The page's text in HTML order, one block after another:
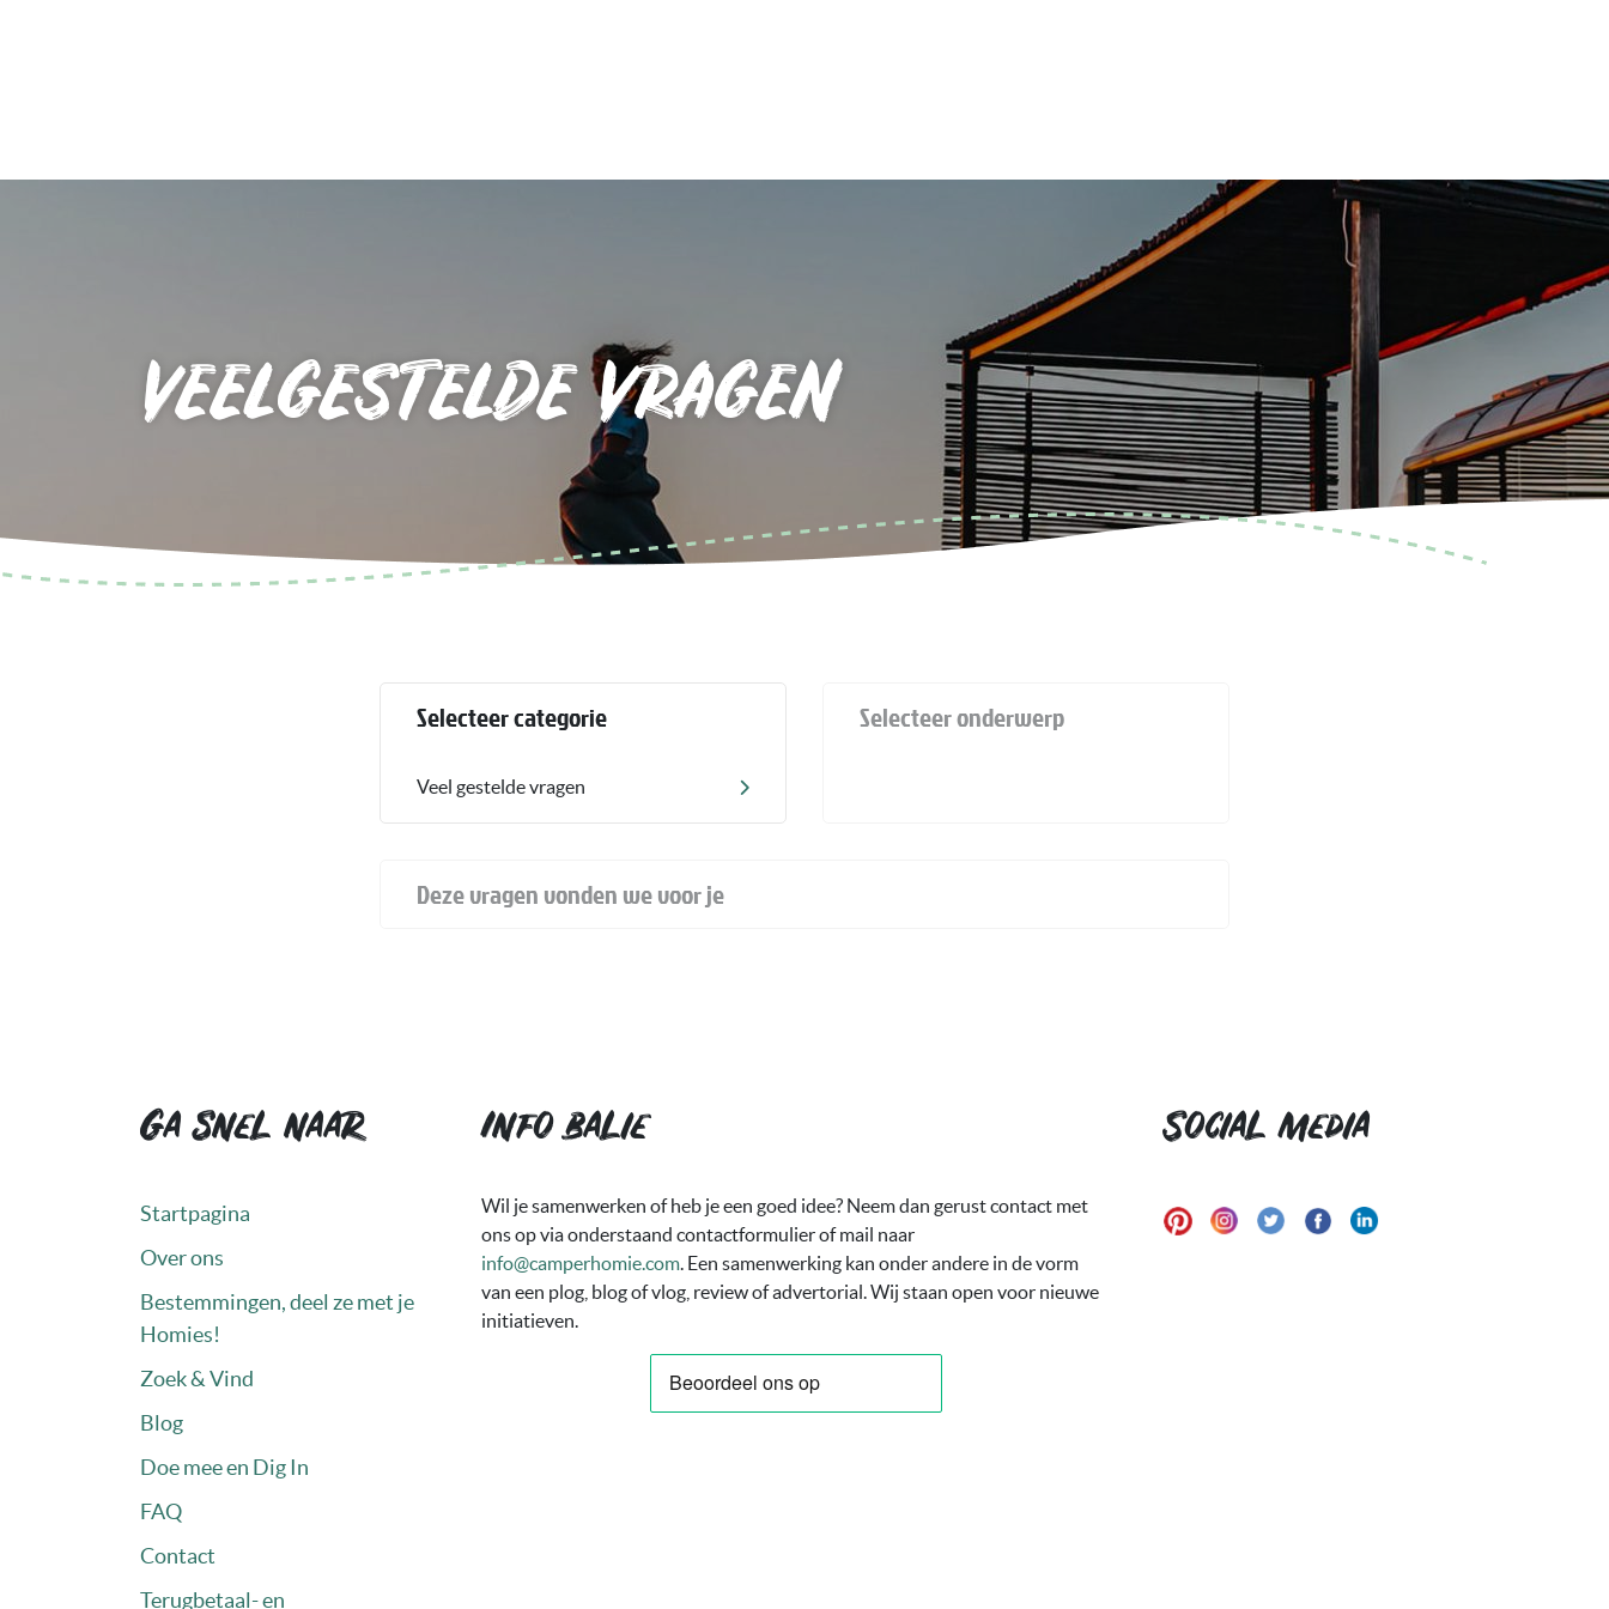
VEELGESTELDE VRAGEN
Selecteer categorie
Veel gestelde vragen
Selecteer onderwerp
Deze vragen vonden we voor je
Ga snel naar
Startpagina
Over ons
Bestemmingen, deel ze met je
Homies!
Zoek & Vind
Blog
Doe mee en Dig In
FAQ
Contact
Terugbetaal- en
Info balie
Wil je samenwerken of heb je een goed idee? Neem dan gerust contact met
ons op via onderstaand contactformulier of mail naar
info@camperhomie.com. Een samenwerking kan onder andere in de vorm
van een plog, blog of vlog, review of advertorial. Wij staan open voor nieuwe
initiatieven.
Social media